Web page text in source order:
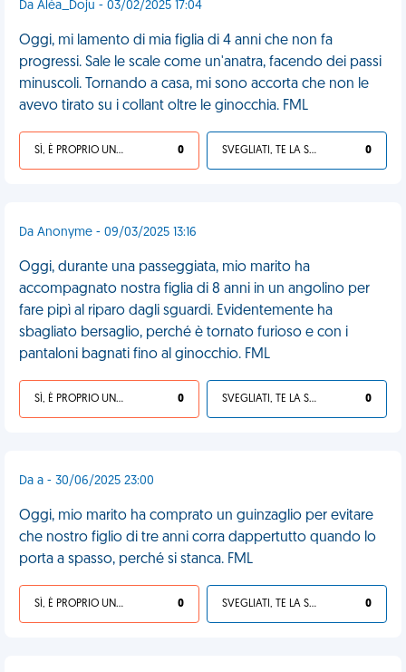
Da Aléa_Doju - 03/02/2025 17:04
Oggi, mi lamento di mia figlia di 4 anni che non fa
progressi. Sale le scale come un'anatra, facendo dei passi
minuscoli. Tornando a casa, mi sono accorta che non le
avevo tirato su i collant oltre le ginocchia. FML
SÌ, È PROPRIO UNA VDM! 0 SVEGLIATI, TE LA SEI CERCATA! 0
Da Anonyme - 09/03/2025 13:16
Oggi, durante una passeggiata, mio marito ha
accompagnato nostra figlia di 8 anni in un angolino per
fare pipì al riparo dagli sguardi. Evidentemente ha
sbagliato bersaglio, perché è tornato furioso e con i
pantaloni bagnati fino al ginocchio. FML
SÌ, È PROPRIO UNA VDM! 0 SVEGLIATI, TE LA SEI CERCATA! 0
Da a - 30/06/2025 23:00
Oggi, mio marito ha comprato un guinzaglio per evitare
che nostro figlio di tre anni corra dappertutto quando lo
porta a spasso, perché si stanca. FML
SÌ, È PROPRIO UNA VDM! 0 SVEGLIATI, TE LA SEI CERCATA! 0